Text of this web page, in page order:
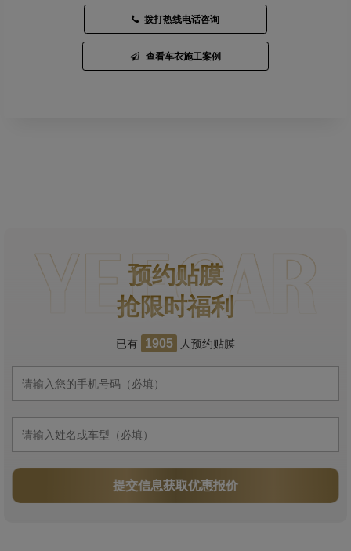
拨打热线电话咨询
查看车衣施工案例
预约贴膜
抢限时福利
已有 1905 人预约贴膜
提交信息获取优惠报价